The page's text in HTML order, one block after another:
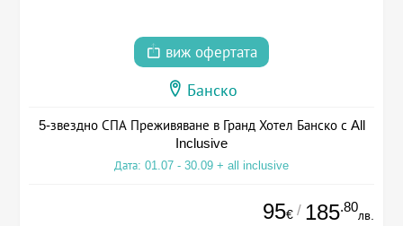
виж офертата
Банско
5-звездно СПА Преживяване в Гранд Хотел Банско с All
Inclusive
Дата: 01.07 - 30.09 + all inclusive
95€ / 185.80
лв.